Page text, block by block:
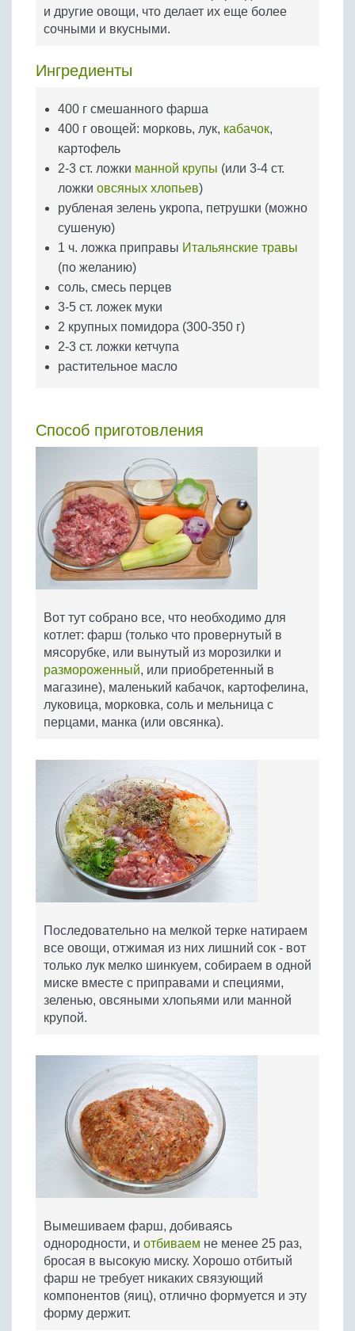
Бобовые
Яйца
и другие овощи, что делает их еще более
сочными и вкусными.
Ингредиенты
400 г смешанного фарша
400 г овощей: морковь, лук, кабачок,
картофель
2-3 ст. ложки манной крупы (или 3-4 ст.
ложки овсяных хлопьев)
рубленая зелень укропа, петрушки (можно
сушеную)
1 ч. ложка приправы Итальянские травы
(по желанию)
соль, смесь перцев
3-5 ст. ложек муки
2 крупных помидора (300-350 г)
2-3 ст. ложки кетчупа
растительное масло
Способ приготовления
Вот тут собрано все, что необходимо для
котлет: фарш (только что провернутый в
мясорубке, или вынутый из морозилки и
размороженный, или приобретенный в
магазине), маленький кабачок, картофелина,
луковица, морковка, соль и мельница с
перцами, манка (или овсянка).
Последовательно на мелкой терке натираем
все овощи, отжимая из них лишний сок - вот
только лук мелко шинкуем, собираем в одной
миске вместе с приправами и специями,
зеленью, овсяными хлопьями или манной
крупой.
Вымешиваем фарш, добиваясь
однородности, и отбиваем не менее 25 раз,
бросая в высокую миску. Хорошо отбитый
фарш не требует никаких связующий
компонентов (яиц), отлично формуется и эту
форму держит.